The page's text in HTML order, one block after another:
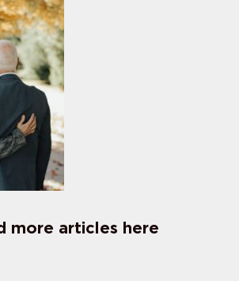
more articles here